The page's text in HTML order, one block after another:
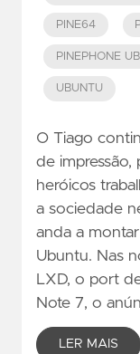
PINE64
PINEPHONE
UBUNTU
O Tiago
de impressão,
heróicos
a sociedade
anda a
Ubuntu. Nas
LXD, o port
Note 7, o
LER MAIS